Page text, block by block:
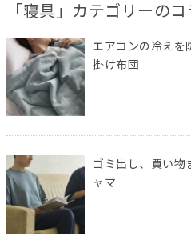
「寝具」カテゴリーのコ
エアコンの冷えを
掛け布団
ゴミ出し、買い物
ャマ